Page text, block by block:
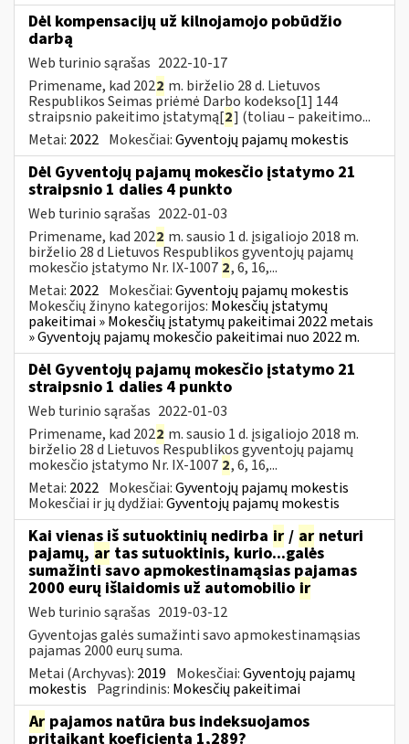
Dėl kompensacijų už kilnojamojo pobūdžio
darbą
Web turinio sąrašas 2022-10-17
Primename, kad 2022 m. birželio 28 d. Lietuvos
Respublikos Seimas priėmė Darbo kodekso[1] 144
straipsnio pakeitimo įstatymą[2] (toliau – pakeitimo...
Metai: 2022 Mokesčiai:Gyventojų pajamų mokestis
Dėl Gyventojų pajamų mokesčio įstatymo 21
straipsnio 1 dalies 4 punkto
Web turinio sąrašas 2022-01-03
Primename, kad 2022 m. sausio 1 d. įsigaliojo 2018 m.
birželio 28 d Lietuvos Respublikos gyventojų pajamų
mokesčio įstatymo Nr. IX-1007 2, 6, 16,...
Metai: 2022 Mokesčiai:Gyventojų pajamų mokestis
Mokesčių žinyno kategorijos: Mokesčių įstatymų
pakeitimai » Mokesčių įstatymų pakeitimai 2022 metais
» Gyventojų pajamų mokesčio pakeitimai nuo 2022 m.
Dėl Gyventojų pajamų mokesčio įstatymo 21
straipsnio 1 dalies 4 punkto
Web turinio sąrašas 2022-01-03
Primename, kad 2022 m. sausio 1 d. įsigaliojo 2018 m.
birželio 28 d Lietuvos Respublikos gyventojų pajamų
mokesčio įstatymo Nr. IX-1007 2, 6, 16,...
Metai: 2022 Mokesčiai:Gyventojų pajamų mokestis
Mokesčiai ir jų dydžiai:Gyventojų pajamų mokestis
Kai vienas iš sutuoktinių nedirba ir / ar neturi
pajamų, ar tas sutuoktinis, kurio...galės
sumažinti savo apmokestinamąsias pajamas
2000 eurų išlaidomis už automobilio ir
Web turinio sąrašas 2019-03-12
Gyventojas galės sumažinti savo apmokestinamąsias
pajamas 2000 eurų suma.
Metai (Archyvas): 2019 Mokesčiai:Gyventojų pajamų
mokestis Pagrindinis: Mokesčių pakeitimai
Ar pajamos natūra bus indeksuojamos
pritaikant koeficientą 1,289?